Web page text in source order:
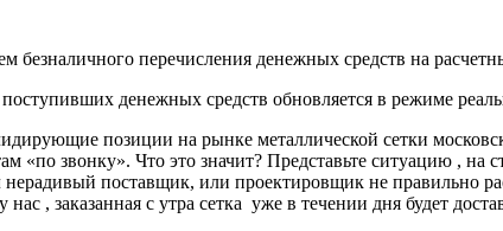
безналичного перечисления денежных средств на
денежных средств обновляется в режиме
позиции на рынке металлической сетки
«по звонку». Что это значит? Представьте ситуацию ,
нерадивый поставщик, или проектировщик не
, заказанная с утра сетка уже в течении дня будет